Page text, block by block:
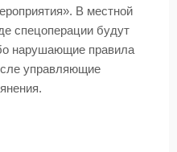
В местной
спецоперации будут
нарушающие правила
управляющие